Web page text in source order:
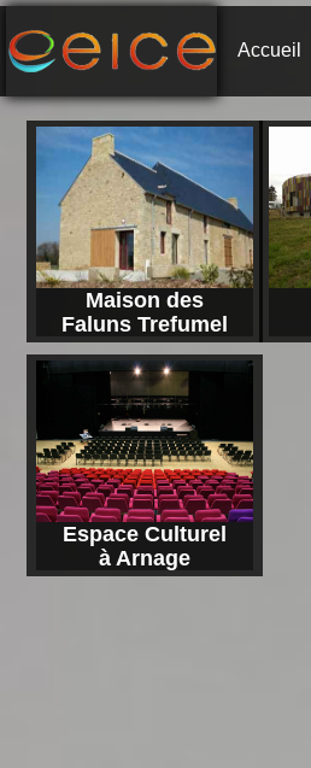
Accueil
Maison des
Faluns Trefumel
Espace Culturel
à Arnage